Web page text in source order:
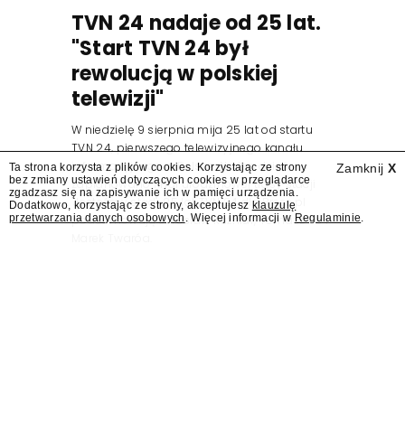
TVN 24 nadaje od 25 lat.
"Start TVN 24 był
rewolucją w polskiej
telewizji"
W niedzielę 9 sierpnia mija 25 lat od startu
TVN 24, pierwszego telewizyjnego kanału
informacyjnego w Polsce. Na ten dzień
zaplanowano finał urodzinowej trasy stacji
"Jesteśmy stąd". 25 lat TVN 24 dla Press.pl
podsumowują Jarosław Kuźniar, Tomasz Lis i
Zamknij X
Ta strona korzysta z plików cookies. Korzystając ze strony
bez zmiany ustawień dotyczących cookies w przeglądarce
zgadzasz się na zapisywanie ich w pamięci urządzenia.
Dodatkowo, korzystając ze strony, akceptujesz klauzulę
przetwarzania danych osobowych . Więcej informacji w Regulaminie.